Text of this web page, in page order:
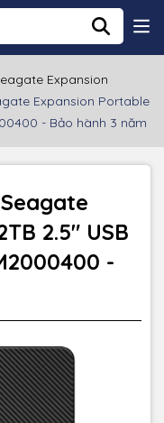
Expansion
Expansion Portable
- Bảo hành 3 năm
2.5" USB
-
39.1 mm